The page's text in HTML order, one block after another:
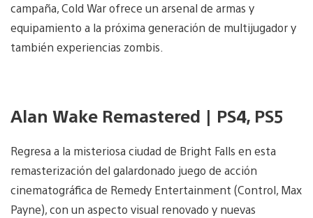
campaña, Cold War ofrece un arsenal de armas y
equipamiento a la próxima generación de multijugador y
también experiencias zombis.
Alan Wake Remastered | PS4, PS5
Regresa a la misteriosa ciudad de Bright Falls en esta
remasterización del galardonado juego de acción
cinematográfica de Remedy Entertainment (Control, Max
Payne), con un aspecto visual renovado y nuevas